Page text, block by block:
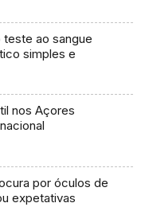
ao sangue
simples e
nos Açores
por óculos de
expetativas